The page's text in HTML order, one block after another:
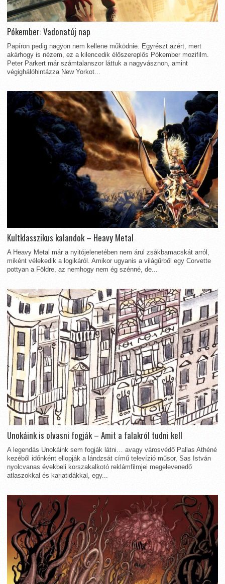
Pókember: Vadonatúj nap
Papíron pedig nagyon nem kellene működnie. Egyrészt azért, mert
akárhogy is nézem, ez a kilencedik élőszereplős Pókember mozifilm.
Peter Parkert már számtalanszor láttuk a nagyvásznon, amint
végighálóhintázza New Yorkot...
Kultklasszikus kalandok – Heavy Metal
A Heavy Metal már a nyitójelenetében nem árul zsákbamacskát arról,
miként vélekedik a logikáról. Amikor ugyanis a világűrből egy Corvette
pottyan a Földre, az nemhogy nem ég szénné, de...
Unokáink is olvasni fogják – Amit a falakról tudni kell
A legendás Unokáink sem fogják látni… avagy városvédő Pallas Athéné
kezéből időnként ellopják a lándzsát című televízió műsor, Sas István
nyolcvanas évekbeli korszakalkotó reklámfilmjei megelevenedő
atlaszokkal és kariatidákkal, egy...